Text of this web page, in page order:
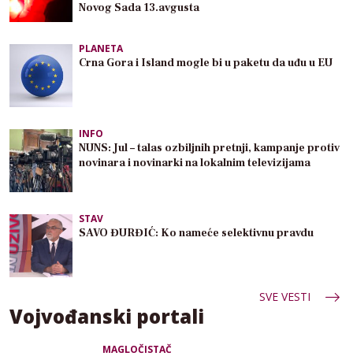
Novog Sada 13.avgusta
PLANETA
Crna Gora i Island mogle bi u paketu da uđu u EU
INFO
NUNS: Jul – talas ozbiljnih pretnji, kampanje protiv
novinara i novinarki na lokalnim televizijama
STAV
SAVO ĐURĐIĆ: Ko nameće selektivnu pravdu
SVE VESTI
Vojvođanski portali
MAGLOČISTAČ